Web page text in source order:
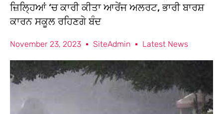
ਜ਼ਿਲ੍ਹਿਆਂ ‘ਚ ਕਾਰੀ ਕੀਤਾ ਆਰੇਂਜ ਅਲਰਟ, ਭਾਰੀ ਬਾਰਸ਼
ਕਾਰਨ ਸਕੂਲ ਰਹਿਣਗੇ ਬੰਦ
November 23, 2023 SiteAdmin Latest News